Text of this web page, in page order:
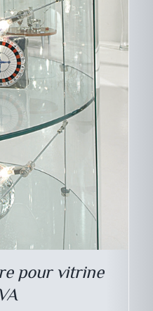
pour vitrine